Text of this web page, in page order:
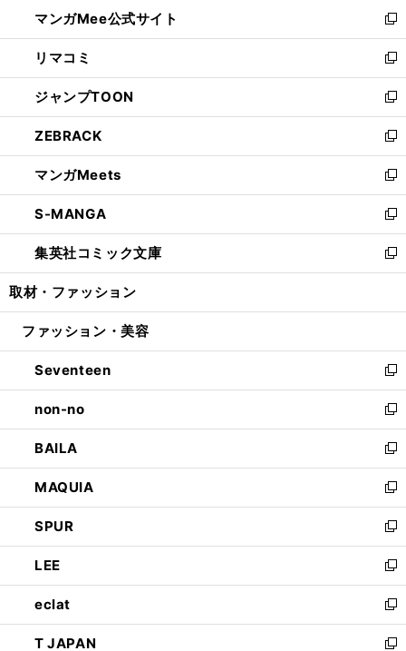
く
ド
ウ
で
開
く
ィ
ン
ド
ウ
で
開
く
い
ウ
ィ
ン
ド
ウ
で
開
く
マンガMee公式サイト
新
し
い
ウ
ィ
ン
ド
ウ
で
開
く
リマコミ
新
し
い
ウ
ィ
ン
ド
ウ
で
開
く
ジャンプTOON
新
し
い
ウ
ィ
ン
ド
ウ
で
開
ZEBRACK
新
し
い
ウ
ィ
ン
ド
ウ
開
マンガMeets
新
し
い
ウ
ィ
ン
ウ
開
く
S-MANGA
新
し
い
ウ
ン
ウ
で
開
く
集英社コミック文庫
新
し
ウ
ン
ド
ウ
で
開
く
取材・ファッション
ファッション・美容
Seventeen
新
し
い
ウ
ィ
ン
ド
ウ
で
開
く
non-no
新
し
い
ウ
ィ
ン
ド
ウ
で
開
く
BAILA
新
し
い
ウ
ィ
ン
ド
ウ
で
開
く
MAQUIA
新
し
い
ウ
ィ
ン
ド
ウ
で
SPUR
新
し
い
ウ
ィ
ン
ド
LEE
新
し
い
ウ
ィ
eclat
新
し
い
T JAPAN
新